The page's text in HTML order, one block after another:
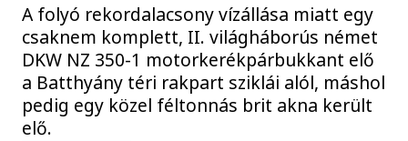
A folyó rekordalacsony vízállása miatt egy
csaknem komplett, II. világháborús német
DKW NZ 350-1 motorkerékpárbukkant elő
a Batthyány téri rakpart sziklái alól, máshol
pedig egy közel féltonnás brit akna került
elő.